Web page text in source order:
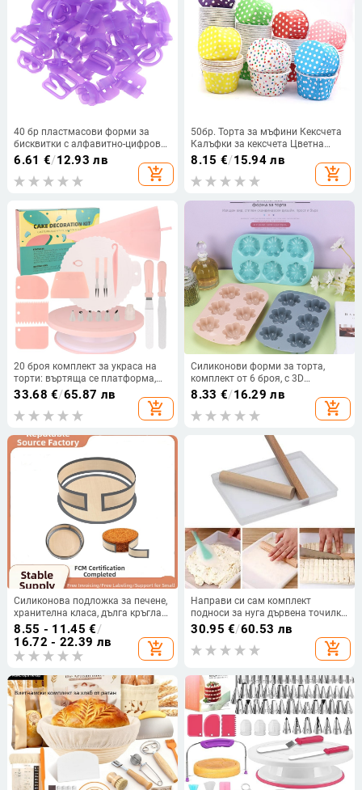
40 бр пластмасови форми за
бисквитки с алфавитно-цифрови
символи за украса на торти и
фондан – инструмент за печене
6.61 €/12.93 лв
add_shopping_cart
50бр. Торта за мъфини Кексчета
Калъфки за кексчета Цветна
точкова Маслоустойчива
подложка за кексчета Калъфка
за тава за чаша за печене
Опаковъчна хартия
8.15 €/15.94 лв
add_shopping_cart
20 броя комплект за украса на
торти: въртяща се платформа,
шпатули за крем и други
инструменти за печене
33.68 €/65.87 лв
add_shopping_cart
Силиконови форми за торта,
комплект от 6 броя, с 3D
цветчета за печене и за пара –
детски хранителни форми
8.33 €/16.29 лв
add_shopping_cart
Силиконова подложка за печене,
хранителна класа, дълга кръгла
подложка за тигани,
термоустойчива, комплект 2 бр.
8.55 - 11.45 €/
16.72 - 22.39 лв
add_shopping_cart
Направи си сам комплект
подноси за нуга дървена точилка
за рязане Инструменти за печене
на бонбони Инструменти за
декориране на торти Форми за
Комплект
30.95 €/60.53 лв
add_shopping_cart